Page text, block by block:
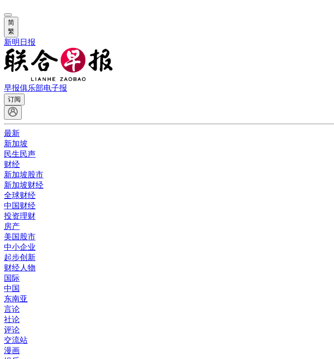
简
繁
新明日报
早报俱乐部电子报
订阅
最新
新加坡
民生民声
财经
新加坡股市
新加坡财经
全球财经
中国财经
投资理财
房产
美国股市
中小企业
起步创新
财经人物
国际
中国
东南亚
言论
社论
评论
交流站
漫画